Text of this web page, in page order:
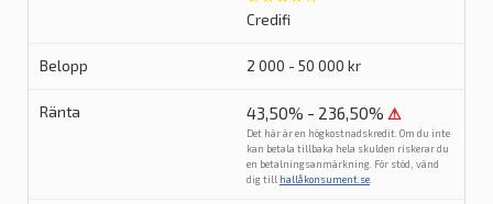
Credifi
2 000 - 50 000 kr
43,50% - 236,50% ⚠
Det här är en högkostnadskredit. Om du inte
kan betala tillbaka hela skulden riskerar du
en betalningsanmärkning. För stöd, vänd
dig till hallåkonsument.se